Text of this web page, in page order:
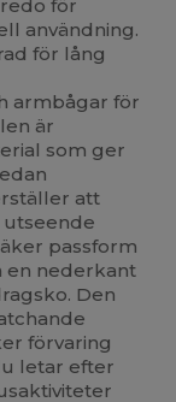
för
användning.
för lång
armbågar för
är
som ger
att
passform
en nederkant
Den
förvaring
letar efter